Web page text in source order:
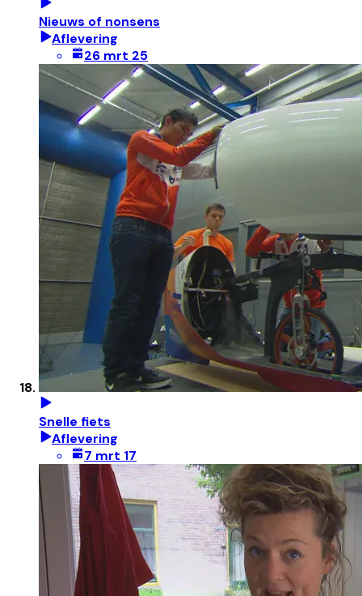
Nieuws of nonsens
Aflevering
26 mrt 25
Snelle fiets
Aflevering
7 mrt 17